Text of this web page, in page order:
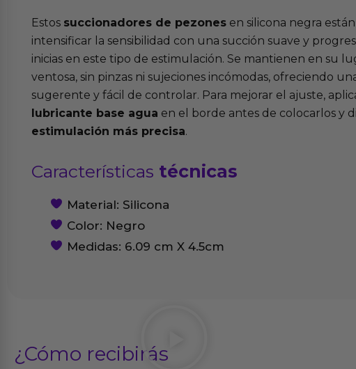
Estos succionadores de pezones en silicona negra
intensificar la sensibilidad con una succión suave y
inicias en este tipo de estimulación. Se mantienen en su
ventosa, sin pinzas ni sujeciones incómodas, ofreciendo
sugerente y fácil de controlar. Para mejorar el ajuste,
lubricante base agua en el borde antes de colocarlos y
estimulación más precisa.
Características técnicas
Material: Silicona
Color: Negro
Medidas: 6.09 cm X 4.5cm
¿Cómo recibirás